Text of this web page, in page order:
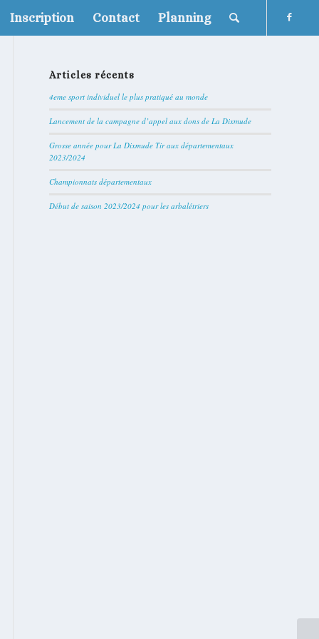
Inscription Contact Planning
Articles récents
4eme sport individuel le plus pratiqué au monde
Lancement de la campagne d’appel aux dons de La Dixmude
Grosse année pour La Dixmude Tir aux départementaux
2023/2024
Championnats départementaux
Début de saison 2023/2024 pour les arbalétriers